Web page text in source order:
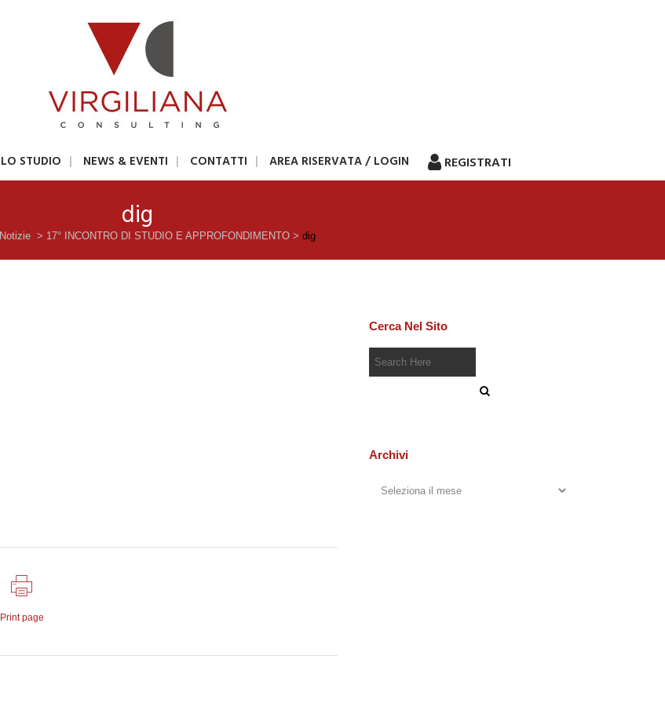
LO STUDIO NEWS & EVENTI CONTATTI AREA RISERVATA / LOGIN REGISTRATI
dig
Notizie > 17° INCONTRO DI STUDIO E APPROFONDIMENTO> dig
Print page
Cerca Nel Sito
Archivi
Archivi